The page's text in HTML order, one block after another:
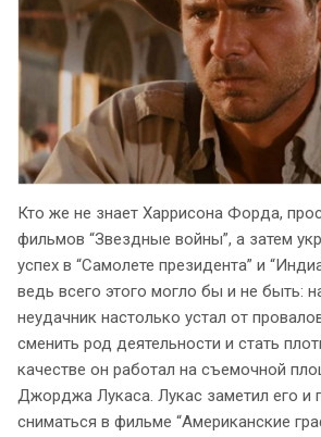
Кто же не знает Харрисона Форда,
фильмов “Звездные войны”, а затем
успех в “Самолете президента” и
ведь всего этого могло бы и не быть:
неудачник настолько устал от
сменить род деятельности и стать
качестве он работал на съемочной
Джорджа Лукаса. Лукас заметил его и
сниматься в фильме “Американские